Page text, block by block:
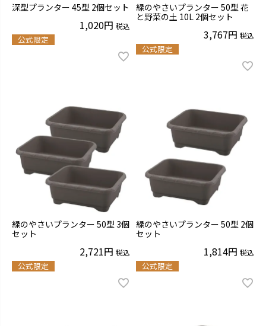
深型プランター 45型 2個セット
1,020 税込
公式限定
緑のやさいプランター 50型 花
と野菜の土 10L 2個セット
3,767 税込
公式限定
緑のやさいプランター 50型 3個
セット
2,721 税込
公式限定
緑のやさいプランター 50型 2個
セット
1,814 税込
公式限定